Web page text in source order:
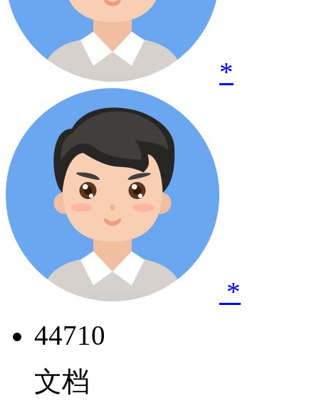
*
*
44710
文档